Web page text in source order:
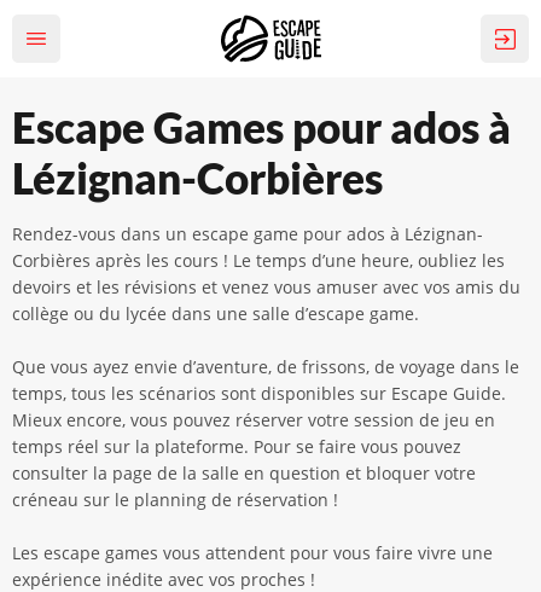
Escape Games pour ados à
Lézignan-Corbières
Rendez-vous dans un escape game pour ados à Lézignan-
Corbières après les cours ! Le temps d’une heure, oubliez les
devoirs et les révisions et venez vous amuser avec vos amis du
collège ou du lycée dans une salle d’escape game.
Que vous ayez envie d’aventure, de frissons, de voyage dans le
temps, tous les scénarios sont disponibles sur Escape Guide.
Mieux encore, vous pouvez réserver votre session de jeu en
temps réel sur la plateforme. Pour se faire vous pouvez
consulter la page de la salle en question et bloquer votre
créneau sur le planning de réservation !
Les escape games vous attendent pour vous faire vivre une
expérience inédite avec vos proches !